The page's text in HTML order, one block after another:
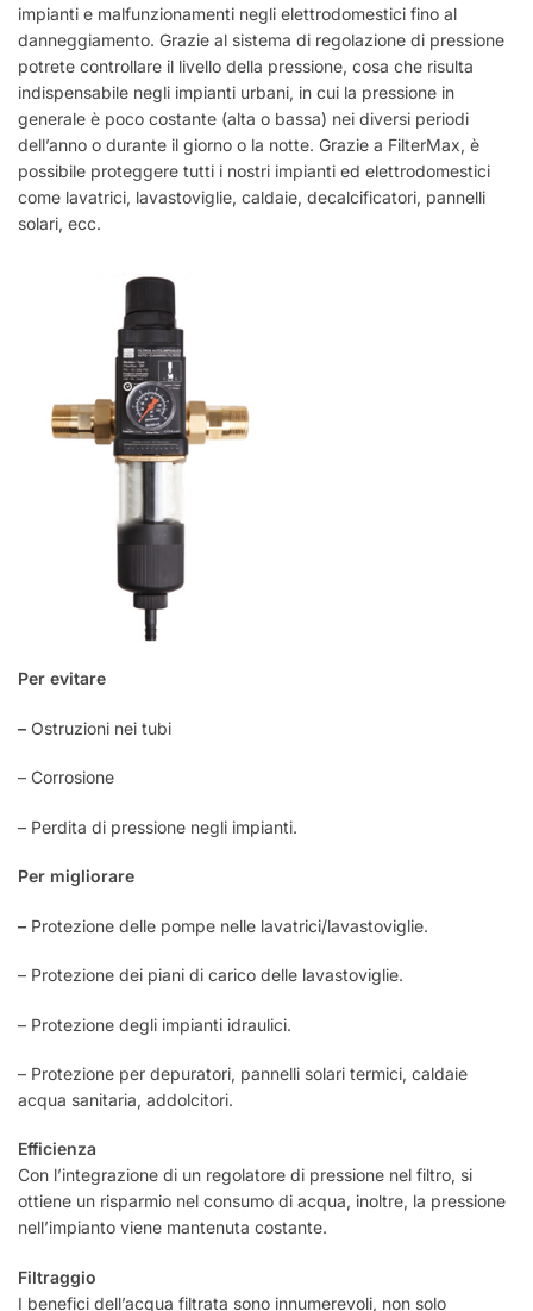
impianti e malfunzionamenti negli elettrodomestici fino al
danneggiamento. Grazie al sistema di regolazione di pressione
potrete controllare il livello della pressione, cosa che risulta
indispensabile negli impianti urbani, in cui la pressione in
generale è poco costante (alta o bassa) nei diversi periodi
dell’anno o durante il giorno o la notte. Grazie a FilterMax, è
possibile proteggere tutti i nostri impianti ed elettrodomestici
come lavatrici, lavastoviglie, caldaie, decalcificatori, pannelli
solari, ecc.
Per evitare
– Ostruzioni nei tubi
– Corrosione
– Perdita di pressione negli impianti.
Per migliorare
– Protezione delle pompe nelle lavatrici/lavastoviglie.
– Protezione dei piani di carico delle lavastoviglie.
– Protezione degli impianti idraulici.
– Protezione per depuratori, pannelli solari termici, caldaie
acqua sanitaria, addolcitori.
Efficienza
Con l’integrazione di un regolatore di pressione nel filtro, si
ottiene un risparmio nel consumo di acqua, inoltre, la pressione
nell’impianto viene mantenuta costante.
Filtraggio
I benefici dell’acqua filtrata sono innumerevoli, non solo